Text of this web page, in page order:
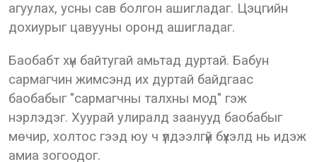
агуулах, усны сав болгон ашигладаг. Цэцгийн
дохиурыг цавууны оронд ашигладаг.
Баобабт хүн байтугай амьтад дуртай. Бабун
сармагчин жимсэнд их дуртай байдгаас
баобабыг "сармагчны талхны мод" гэж
нэрлэдэг. Хуурай улиралд заанууд баобабыг
мөчир, холтос гээд юу ч үлдээлгүй бүхэлд нь идэж
амиа зогоодог.